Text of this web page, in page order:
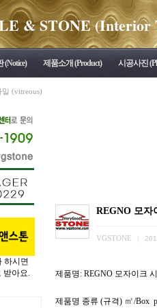
& STONE (Interior
(Notice) 제품소개 (Product) 시공사진
일 (vitreous)
하시면
받아요.
REGNO 모자
VGSTONE
제품명: REGNO 모자이크
제품명 종류 (규격) ㎡/Box